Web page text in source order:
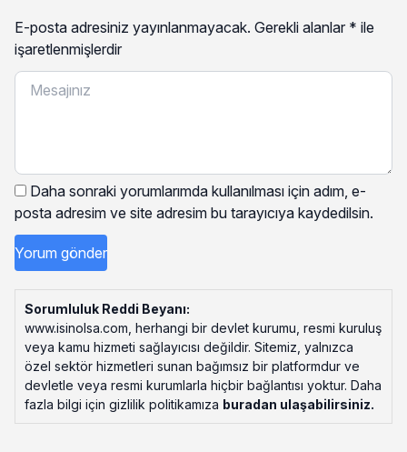
E-posta adresiniz yayınlanmayacak. Gerekli alanlar * ile
işaretlenmişlerdir
Daha sonraki yorumlarımda kullanılması için adım, e-
posta adresim ve site adresim bu tarayıcıya kaydedilsin.
Sorumluluk Reddi Beyanı:
www.isinolsa.com, herhangi bir devlet kurumu, resmi kuruluş
veya kamu hizmeti sağlayıcısı değildir. Sitemiz, yalnızca
özel sektör hizmetleri sunan bağımsız bir platformdur ve
devletle veya resmi kurumlarla hiçbir bağlantısı yoktur. Daha
fazla bilgi için gizlilik politikamıza buradan ulaşabilirsiniz.